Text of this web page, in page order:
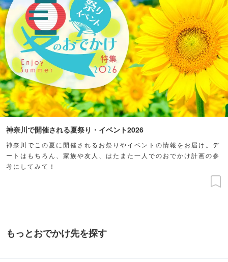
神奈川で開催される夏祭り・イベント2026
神奈川でこの夏に開催されるお祭りやイベントの情報をお届け。デ
ートはもちろん、家族や友人、はたまた一人でのおでかけ計画の参
考にしてみて！
もっとおでかけ先を探す